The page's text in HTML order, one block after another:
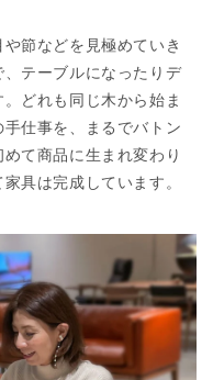
節などを見極めていき
テーブルになったりデ
どれも同じ木から始ま
仕事を、まるでバトン
て商品に生まれ変わり
具は完成しています。